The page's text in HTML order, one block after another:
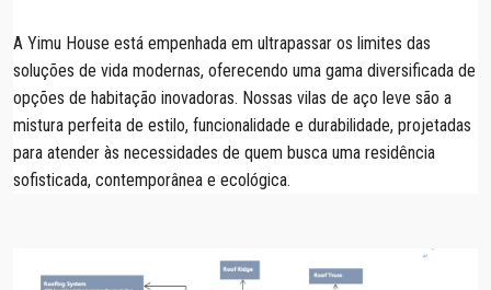
A Yimu House está empenhada em ultrapassar os limites das
soluções de vida modernas, oferecendo uma gama diversificada de
opções de habitação inovadoras. Nossas vilas de aço leve são a
mistura perfeita de estilo, funcionalidade e durabilidade, projetadas
para atender às necessidades de quem busca uma residência
sofisticada, contemporânea e ecológica.